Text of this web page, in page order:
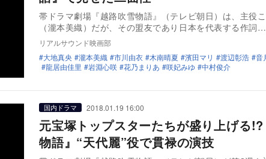
帯ドラマ劇場『越路吹雪物語』（テレビ朝日）は、主役
（瀧本美織）だが、その盟友であり日本を代表する作詞…
リアルサウンド映画部
大地真央
瀧本美織 市川由衣 木南晴夏 濱田マリ 渡辺彰浩 音
龍居由佳里
岩淵心咲 花乃まりあ 咲妃みゆ 中村俊介
国内ドラマ 2018.01.19 16:00
元宝塚トップスターたちが盛り上げる
物語』“天代麗”役で貫禄の演技